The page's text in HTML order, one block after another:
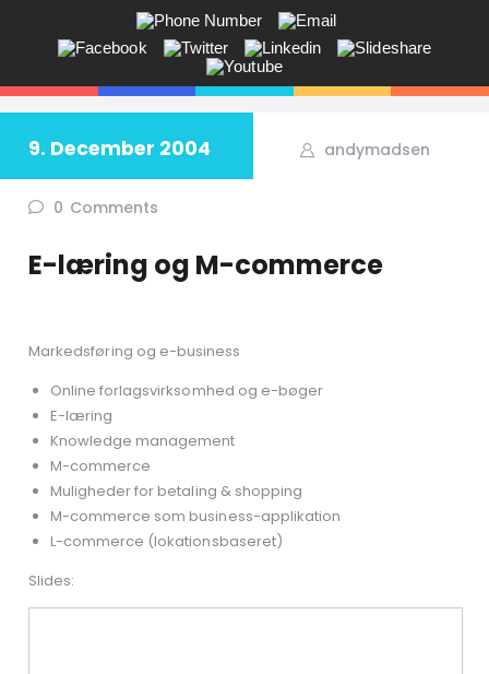
ANDY V.S. MADSEN:
KOMMUNIKATION, COACHING,
EVENTS, NETVÆRK,
Får du ikke sagt tingene på den rigtige måde? Savner du flere kunder
i butikken? Jeg hjælper dig!
9. December 2004 andymadsen
0 Comments
E-læring og M-commerce
Markedsføring og e-business
Online forlagsvirksomhed og e-bøger
E-læring
Knowledge management
M-commerce
Muligheder for betaling & shopping
M-commerce som business-applikation
L-commerce (lokationsbaseret)
Slides: